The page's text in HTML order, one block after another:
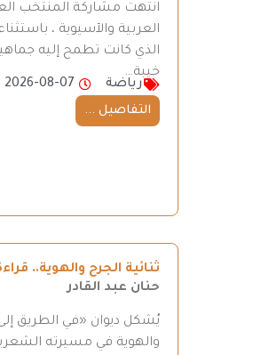
العربية والآسيوية ،
الذي كانت تطمح إليه
خيبة…
رياضة
2026-08-07
التفاصيل ...
ثنائية الجرح والهوية..
حنان عبد القادر
يُشكل ديوان «في الطريق
والهوية في مسيرته